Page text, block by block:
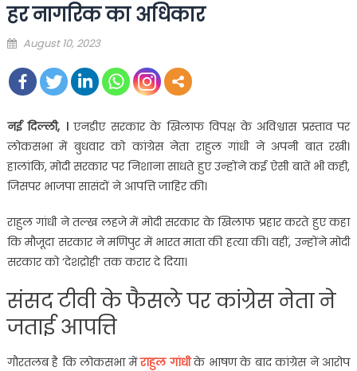
हर नागरिक का अधिकार
Posted
August 10, 2023
नई दिल्ली, ।एनडीए सरकार के खिलाफ विपक्ष के अविश्वास प्रस्ताव पर
लोकसभा में बुधवार को कांग्रेस नेता राहुल गांधी ने अपनी बात रखी।
हालांकि, मोदी सरकार पर निशाना साधते हुए उन्होंने कई ऐसी बातें भी कही,
जिसपर भाजपा सासंदों ने आपत्ति जाहिर की।
राहुल गांधी ने तल्ख लहजे में मोदी सरकार के खिलाफ प्रहार करते हुए कहा
कि मौजूदा सरकार ने मणिपुर में भारत माता की हत्या की। वहीं, उन्होंने मोदी
सरकार को ‘देशद्रोही’ तक करार दे दिया।
संसद टीवी के फैसले पर कांग्रेस नेता ने
जताई आपत्ति
गौरतलब है कि लोकसभा मेंराहुल गांधीके भाषण के बाद कांग्रेस ने आरोप